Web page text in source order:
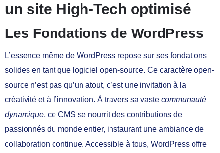
un site High-Tech optimisé
Les Fondations de WordPress
L’essence même de WordPress repose sur ses fondations
solides en tant que logiciel open-source. Ce caractère open-
source n’est pas qu’un atout, c’est une invitation à la
créativité et à l’innovation. À travers sa vaste communauté
dynamique, ce CMS se nourrit des contributions de
passionnés du monde entier, instaurant une ambiance de
collaboration continue. Accessible à tous, WordPress offre